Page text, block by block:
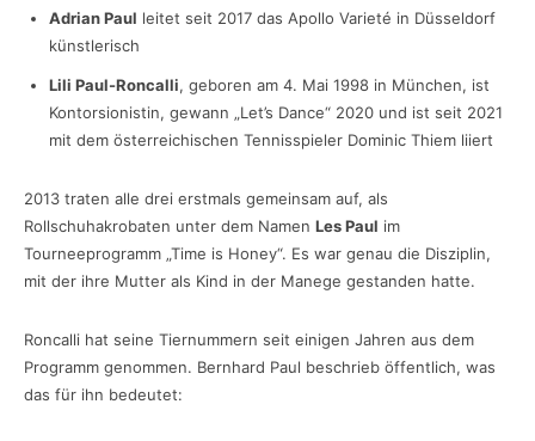
Adrian Paul leitet seit 2017 das Apollo Varieté in Düsseldorf
künstlerisch
Lili Paul-Roncalli, geboren am 4. Mai 1998 in München, ist
Kontorsionistin, gewann „Let’s Dance“ 2020 und ist seit 2021
mit dem österreichischen Tennisspieler Dominic Thiem liiert
2013 traten alle drei erstmals gemeinsam auf, als
Rollschuhakrobaten unter dem Namen Les Paul im
Tourneeprogramm „Time is Honey“. Es war genau die Disziplin,
mit der ihre Mutter als Kind in der Manege gestanden hatte.
Roncalli hat seine Tiernummern seit einigen Jahren aus dem
Programm genommen. Bernhard Paul beschrieb öffentlich, was
das für ihn bedeutet: